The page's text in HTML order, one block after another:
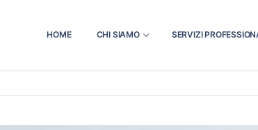
HOME CHI SIAMO SERVIZI